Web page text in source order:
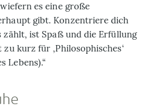
es eine große
gibt. Konzentriere dich
ist Spaß und die Erfüllung
kurz für ‚Philosophisches‘
Lebens).“